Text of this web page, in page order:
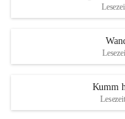
Kumm